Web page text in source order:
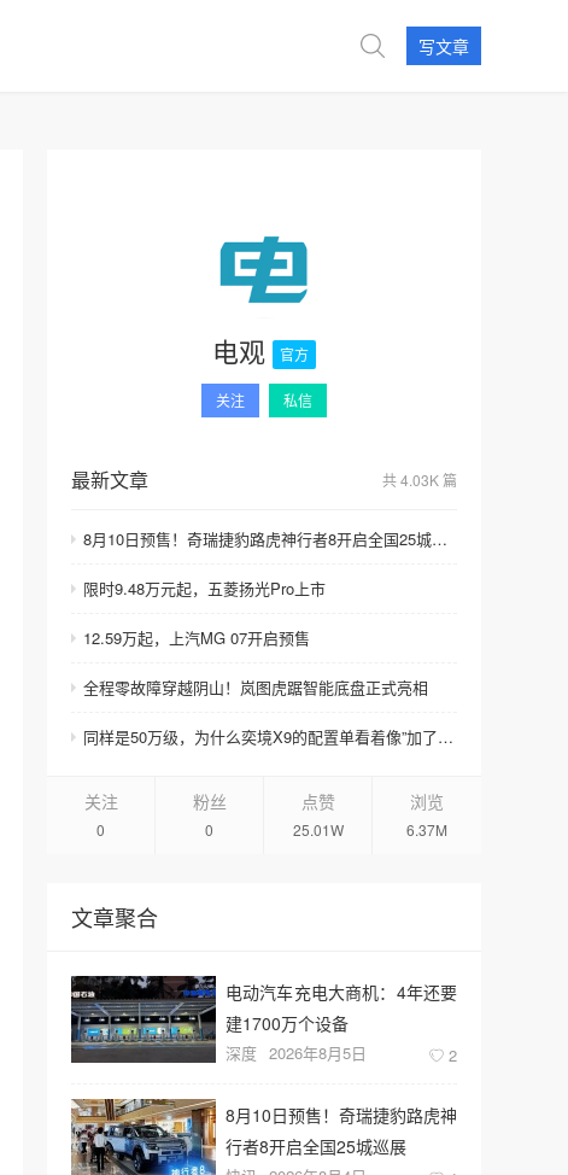
写文章
电观 官方
关注 私信
最新文章 共 4.03K 篇
8月10日预售！奇瑞捷豹路虎神行者8开启全国25城巡展
限时9.48万元起，五菱扬光Pro上市
12.59万起，上汽MG 07开启预售
全程零故障穿越阴山！岚图虎踞智能底盘正式亮相
同样是50万级，为什么奕境X9的配置单看着像”加了钱”？
关注
0
粉丝
0
点赞
25.01W
浏览
6.37M
文章聚合
电动汽车充电大商机：4年还要
建1700万个设备
深度 2026年8月5日 2
8月10日预售！奇瑞捷豹路虎神
行者8开启全国25城巡展